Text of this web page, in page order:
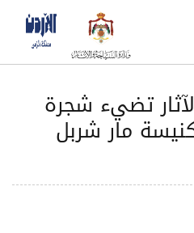
تضيء شجرة
مار شربل